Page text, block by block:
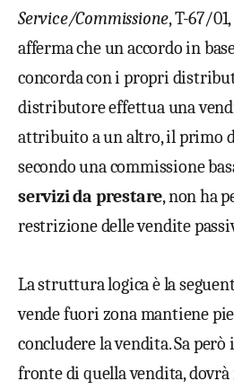
Service/Commissione, T-67/
afferma che un accordo in
concorda con i propri
distributore effettua una
attribuito a un altro, il primo
secondo una commissione
servizi da prestare, non ha
restrizione delle vendite
La struttura logica è la
vende fuori zona mantiene
concludere la vendita. Sa però
fronte di quella vendita, dovrà